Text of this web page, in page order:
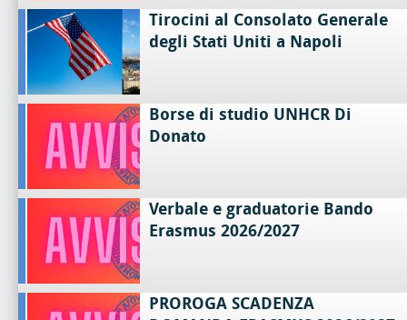
Tirocini al Consolato Generale
degli Stati Uniti a Napoli
Borse di studio UNHCR Di
Donato
Verbale e graduatorie Bando
Erasmus 2026/2027
PROROGA SCADENZA